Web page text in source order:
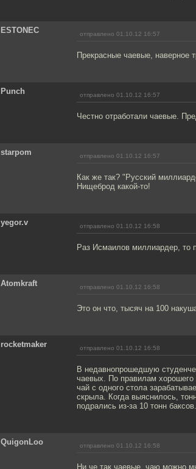
ESTONEC отправлено 01.10.12 16:57
Прекрасные чаевые, наверное
Punch отправлено 01.10.12 16:57
Честно отработали чаевые.
starpom отправлено 01.10.12 16:57
Как же так? "Русский
Нищеброд какой-то!
yegor.v отправлено 01.10.12 16:58
Раз Исмаилов миллиардер, то
Atomkraft отправлено 01.10.12 16:58
Это он что, тысяч на 100
rocketmaker отправлено 01.10.12 16:58
В недавнопрошедшую
чаевых. По правилам
чай с одного стола
скрыла. Когда выяснилось,
подрались из-за 10 тонн баксов.
QuigonLoo отправлено 01.10.12 16:58
Ни че так чаевые, чаю можно